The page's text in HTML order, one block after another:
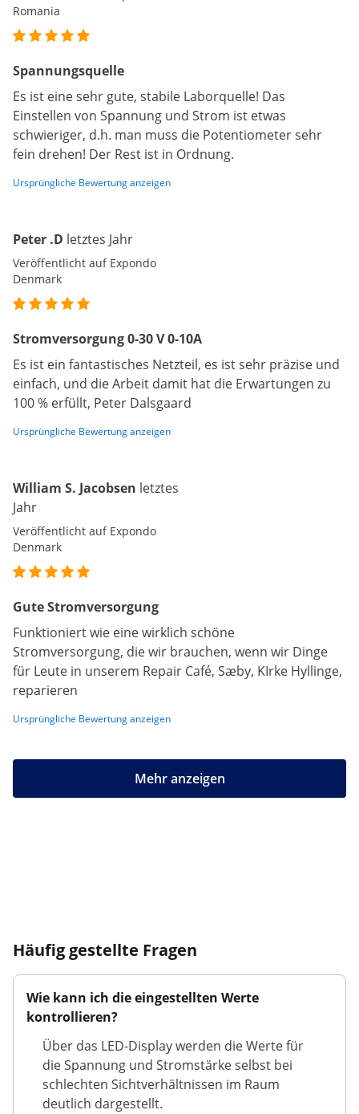
Romania
Spannungsquelle
Es ist eine sehr gute, stabile Laborquelle! Das
Einstellen von Spannung und Strom ist etwas
schwieriger, d.h. man muss die Potentiometer sehr
fein drehen! Der Rest ist in Ordnung.
Ursprüngliche Bewertung anzeigen
Peter .D letztes Jahr
Veröffentlicht auf Expondo
Denmark
Stromversorgung 0-30 V 0-10A
Es ist ein fantastisches Netzteil, es ist sehr präzise und
einfach, und die Arbeit damit hat die Erwartungen zu
100 % erfüllt, Peter Dalsgaard
Ursprüngliche Bewertung anzeigen
William S. Jacobsen letztes
Jahr
Veröffentlicht auf Expondo
Denmark
Gute Stromversorgung
Funktioniert wie eine wirklich schöne
Stromversorgung, die wir brauchen, wenn wir Dinge
für Leute in unserem Repair Café, Sæby, KIrke Hyllinge,
reparieren
Ursprüngliche Bewertung anzeigen
Mehr anzeigen
Häufig gestellte Fragen
Wie kann ich die eingestellten Werte
kontrollieren?
Über das LED-Display werden die Werte für
die Spannung und Stromstärke selbst bei
schlechten Sichtverhältnissen im Raum
deutlich dargestellt.